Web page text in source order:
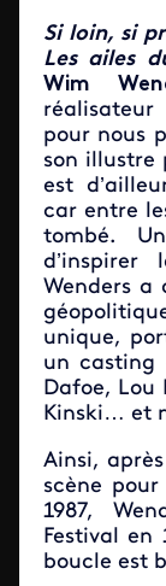
Si loin, si
Les ailes
Wim
pour nous
son illustre
est
car entre
tombé.
d’inspirer
Wenders a
unique,
un casting
Dafoe, Lou
Kinski… et
Ainsi,
scène pour
1987,
Festival en
boucle est